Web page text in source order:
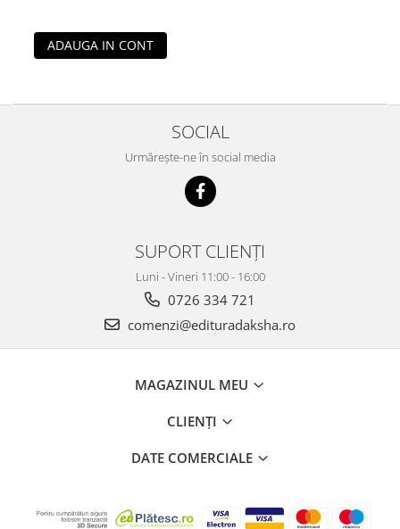
ADAUGA IN CONT
SOCIAL
Urmărește-ne în social media
SUPORT CLIENȚI
Luni - Vineri 11:00 - 16:00
0726 334 721
comenzi@edituradaksha.ro
MAGAZINUL MEU
CLIENȚI
DATE COMERCIALE